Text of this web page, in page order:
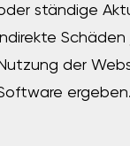
ständige
Nutzung der
ergeben.